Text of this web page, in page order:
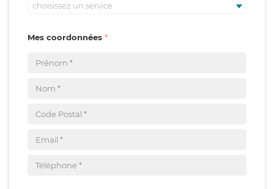
choisissez un service
Mes coordonnées